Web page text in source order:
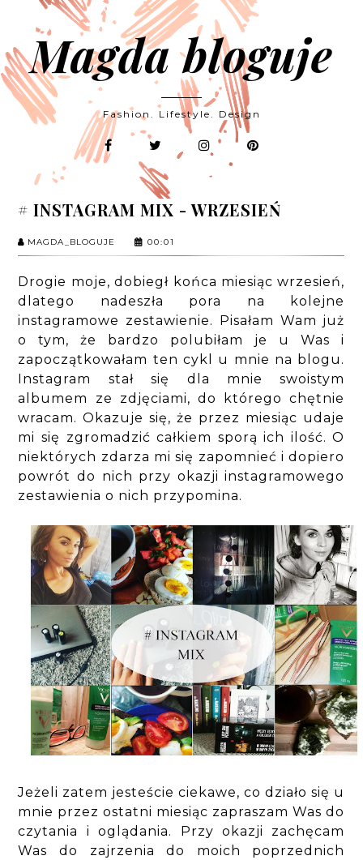
Magda bloguje
Fashion. Lifestyle. Design
# INSTAGRAM MIX - WRZESIEŃ
MAGDA_BLOGUJE 00:01
Drogie moje, dobiegł końca miesiąc wrzesień,
dlatego nadeszła pora na kolejne
instagramowe zestawienie. Pisałam Wam już
o tym, że bardzo polubiłam je u Was i
zapoczątkowałam ten cykl u mnie na blogu.
Instagram stał się dla mnie swoistym
albumem ze zdjęciami, do którego chętnie
wracam. Okazuje się, że przez miesiąc udaje
mi się zgromadzić całkiem sporą ich ilość. O
niektórych zdarza mi się zapomnieć i dopiero
powrót do nich przy okazji instagramowego
zestawienia o nich przypomina.
Jeżeli zatem jesteście ciekawe, co działo się u
mnie przez ostatni miesiąc zapraszam Was do
czytania i oglądania. Przy okazji zachęcam
Was do zajrzenia do moich poprzednich